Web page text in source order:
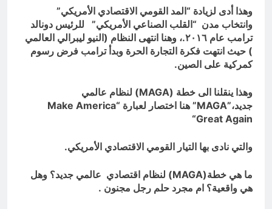
وهذا أدى لزيادة “المد القومي الاقتصادي الأمريكي”
وانتخاب مدن “القلب الصناعي الأمريكي” للرئيس دونالد
ترامب عام ٢٠١٦.، وهنا انتهى النظام (النيو ليبرالي العالمي
) حيث انتهت فكرة التجارة الحرة وبدأ ترامب فرض رسوم
كمركية على الصين.
وهذا ينقلنا الى خطة (MAGA) لنظام عالمي
جديد،”MAGA” هنا اختصار لعبارة “Make America
Great Again
“
والتي نادى بها التيار القومي الاقتصادي الأمريكي.
ما هي خطة(MAGA) لنظام اقتصادي عالمي جديد؟ وهل
هي واقعية؟ ام مجرد حلم رجل مجنون .